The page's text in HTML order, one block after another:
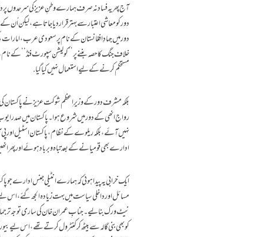
آج پھر یہ فساد نہ صرف ہمارے وطنِ عزیز کی سرحدوں پر
دور کو معاشی اعتبار سے بہتر قرار دیا جاتا ہے ،
دور میں جہادِ افغانستان کے نام پر سعودی عرب
خلاف جنگ کا حصہ بننے پر ’’کولیشن سپورٹ فنڈ‘‘ کے
مستحکم کرنے کے لیے استعمال نہیں کیا گیا.
بلکہ مشرف دور کے وزیرِ اعظم شوکت عزیزنے پاکستان
رواج انھی کے دور میں شروع ہوا۔پاکستان میں صدر
نہیں آئے ، بلکہ ریلوے کے نظام،پاکستان اسٹیل اور پی آئی
ادارے بھی قومیانے کے بعد تباہ وبرباد ہوئے اور پھر
ایک خرابی یہ پیدا ہوئی کہ ہمارے انٹیلی جنس ادارے
مسائل اور داخلی سیاست میں بہت زیادہ الجھ گئے، اس
نیٹ ورک بنالیے۔جنابِ عمران خان کی ساری توجہ
کو بھی بنی گالہ سے بیٹھ کر کنٹرول کرتے تھے، اس لیے